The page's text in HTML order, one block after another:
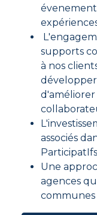
supports
à nos
associés
Une
agences